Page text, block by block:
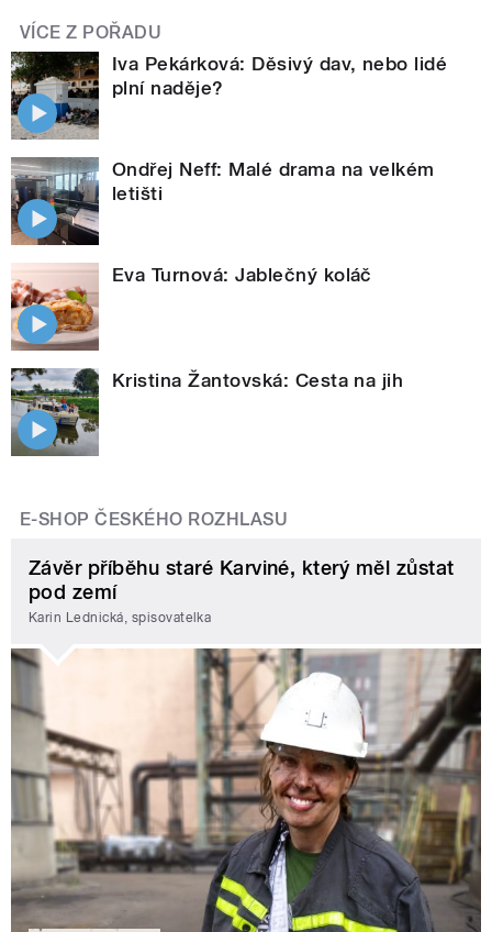
VÍCE Z POŘADU
Iva Pekárková: Děsivý dav, nebo lidé
plní naděje?
Ondřej Neff: Malé drama na velkém
letišti
Eva Turnová: Jablečný koláč
Kristina Žantovská: Cesta na jih
E-SHOP ČESKÉHO ROZHLASU
Závěr příběhu staré Karviné, který měl zůstat
pod zemí
Karin Lednická, spisovatelka